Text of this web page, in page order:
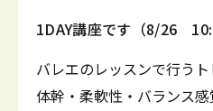
1DAY講座です（8/26
バレエのレッスンで行う
体幹・柔軟性・バランス